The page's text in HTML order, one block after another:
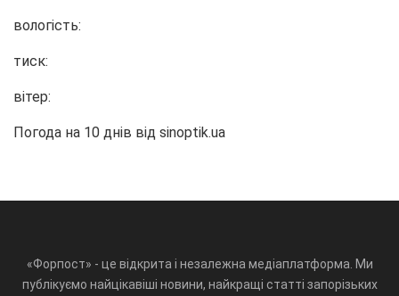
вологість:
тиск:
вітер:
Погода на 10 днів від sinoptik.ua
«Форпост» - це відкрита і незалежна медіаплатформа. Ми
публікуємо найцікавіші новини, найкращі статті запорізьких